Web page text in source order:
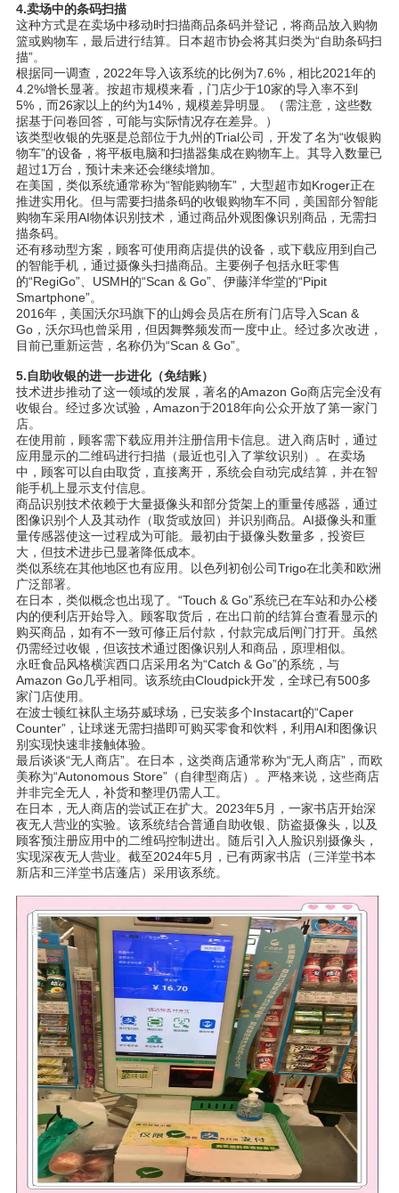
4.卖场中的条码扫描
这种方式是在卖场中移动时扫描商品条码并登记，将商品放入 购物
篮或购物车，最后进行结算。日本超市协会将其归类为“自助条码扫
描”。
根据同一调查 ， 2022年导 入该系统的比例 为7.6%，相比2021年的
4.2%增长显著。按超市规模来看，门店少于10家的导 入率不到
5%，而26家以上的约为14%， 规模差异明显 。（需注意， 这些数
据基于问卷回答，可能与实际情况存在差异。）
该类型收银的先驱是总部位于九州的Trial公司，开发了名为“收银购
物车”的设备 ，将平板电脑和扫描器集成在购物车上。其导 入数量已
超过1万台， 预计未来还会继续增加。
在美国，类似系统通常称为“智能购物车”，大型超市如Kroger正在
推进实用化。但与需要扫描条码的收银购物车不同，美国部分智能
购物车采用AI物体识别技术，通过商品外观图像识别商品，无需扫
描条码。
还有移动型方案， 顾客可使用商店提供的设备 ，或下载应用到自己
的智能手机，通过摄像头扫描商品。主要例子包括永旺零售
的“RegiGo”、USMH的“Scan & Go”、伊藤洋华堂的“Pipit
Smartphone”。
2016年，美国沃尔玛旗下的山姆会员店在所有门店导 入Scan &
Go，沃尔玛也曾采用，但因舞弊频发而一度中止。 经过多次改进，
目前已重新运营，名称仍为“Scan & Go”。
5.自助收银的进一步进化（免结账）
技术进步推动了这一领域的发展，著名的Amazon Go商店完全没有
收银台。 经过多次试验， Amazon于2018年向公众开放了第一家门
店。
在使用前， 顾客需下载应用并注册信用卡信息。 进入商店时，通过
应用显示的二维码进行扫描（最近也引入了掌纹识别）。在卖场
中， 顾客可以自由取货，直接离开，系统会自动完成结算，并在智
能手机上显示支付信息。
商品识别技术依赖于大量摄像头和部分货架上的重量传感器，通过
图像识别个人及其动作（取货或放回）并识别商品。 AI摄像头和重
量传感器使这一过程成为可能。最初由于摄像头数量多，投资巨
大，但技术进步已显著降低成本。
类似系统在其他地区也有应用。以色列初创公司Trigo在北美和欧洲
广泛部署。
在日本，类似概念也出现了。“Touch & Go”系统已在车站和办公楼
内的便利店开始导 入。 顾客取货后，在出口前的结算台查看显示的
购买商品，如有不一致可修正后付款，付款完成后闸门打开。虽然
仍需经过收银 ，但该技术通过图像识别人和商品，原理相似。
永旺食品风格横滨西口店采用名为“Catch & Go”的系统，与
Amazon Go几乎相同。 该系统由Cloudpick开发，全球已有500多
家门店使用。
在波士顿红袜队主场芬威球场 ，已安装多个Instacart的“Caper
Counter”， 让球迷无需扫描即可购买零食和饮料，利用AI和图像识
别 实现快速非接触体验。
最后谈谈“无人商店”。在日本， 这类商店通常称为“无人商店”，而欧
美称为“Autonomous Store”（自律型商店）。 严格来说， 这些商店
并非完全无人， 补货和整理仍需人工。
在日本，无人商店的尝试正在扩大。 2023年5月，一家书店开始深
夜无人营业的实验。 该系统结合普通自助收银 、防盗摄像头，以及
顾客预注册应用中的二维码控制进出。随后引入人 脸识别摄像头，
实现深夜无人营业。截至2024年5月，已有两家书店（三洋堂书本
新店和三洋堂书店蓬店）采用该系统。